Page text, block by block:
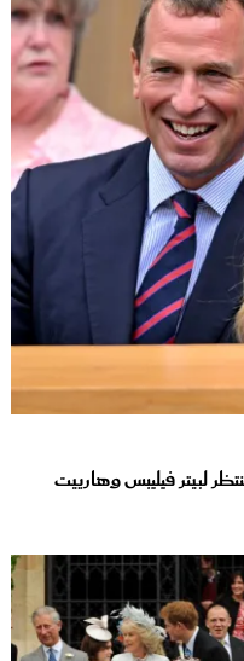
لبيتر فيليبس وهارييت